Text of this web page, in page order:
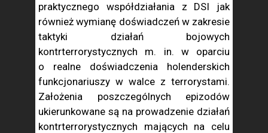
praktycznego współdziałania z DSI jak
również wymianę doświadczeń w zakresie
taktyki działań bojowych
kontrterrorystycznych m. in. w oparciu
o realne doświadczenia holenderskich
funkcjonariuszy w walce z terrorystami.
Założenia poszczególnych epizodów
ukierunkowane są na prowadzenie działań
kontrterrorystycznych mających na celu